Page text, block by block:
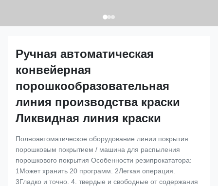
Ручная автоматическая
конвейерная
порошкообразовательная
линия производства краски
Ликвидная линия краски
Полноавтоматическое оборудование линии покрытия
порошковым покрытием / машина для распыления
порошкового покрытия Особенности резипрокататора:
1Может хранить 20 программ. 2Легкая операция.
3Гладко и точно. 4. твердые и свободные от содержания